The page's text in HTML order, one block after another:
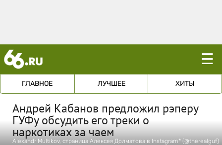
☰
ГЛАВНОЕ ЛУЧШЕЕ ХИТЫ
Андрей Кабанов предложил рэперу
ГУФу обсудить его треки о
наркотиках за чаем
Alexandr Multikov, страница Алексея Долматова в Instagram* (@therealguf)